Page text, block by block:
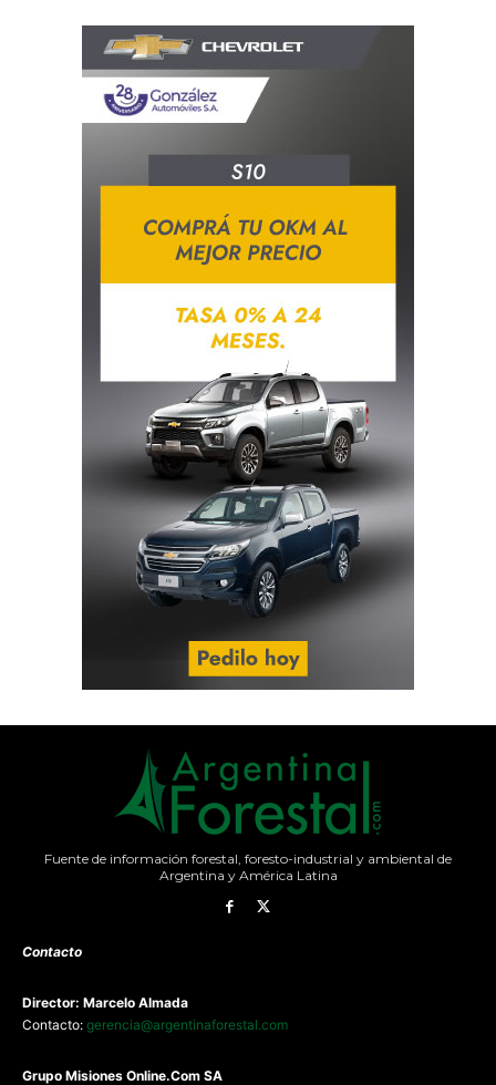
Fuente de información forestal, foresto-industrial y ambiental de
Argentina y América Latina
Contacto
Director: Marcelo Almada
Contacto: gerencia@argentinaforestal.com
Grupo Misiones Online.Com SA